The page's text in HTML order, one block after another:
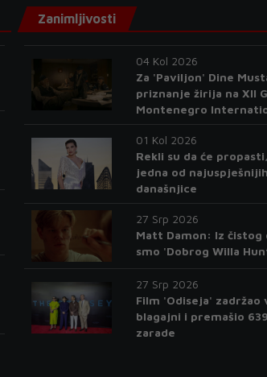
Zanimljivosti
04 Kol 2026
Za 'Paviljon' Dine
priznanje žirija na XII
Montenegro
01 Kol 2026
Rekli su da će
jedna od
današnjice
27 Srp 2026
Matt Damon: Iz čistog
smo 'Dobrog Willa
27 Srp 2026
Film 'Odiseja' zadržao
blagajni i premašio
zarade